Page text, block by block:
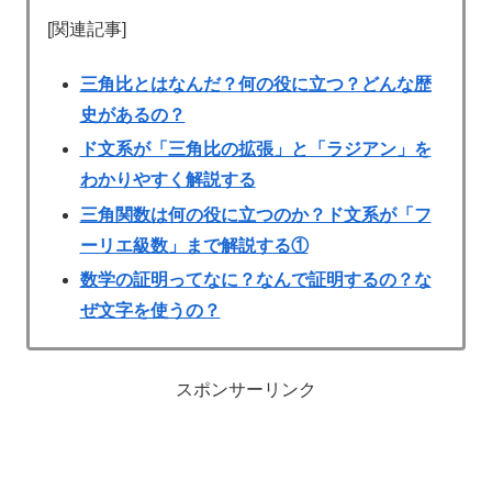
[関連記事]
三角比とはなんだ？何の役に立つ？どんな歴
史があるの？
ド文系が「三角比の拡張」と「ラジアン」を
わかりやすく解説する
三角関数は何の役に立つのか？ド文系が「フ
ーリエ級数」まで解説する①
数学の証明ってなに？なんで証明するの？な
ぜ文字を使うの？
スポンサーリンク